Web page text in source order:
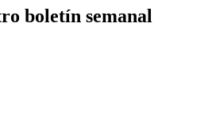
boletín semanal